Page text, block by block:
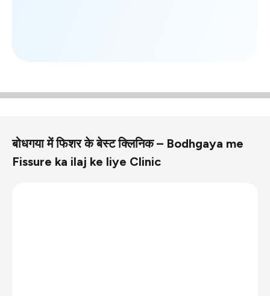
बोधगया में फिशर के बेस्ट क्लिनिक – Bodhgaya me
Fissure ka ilaj ke liye Clinic